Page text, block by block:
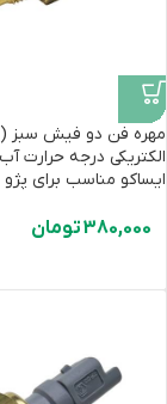
مهره فن دو فیش سبز
الکتریکی درجه حرارت
ایساکو مناسب برای پژو 405 XU7
380,000تومان